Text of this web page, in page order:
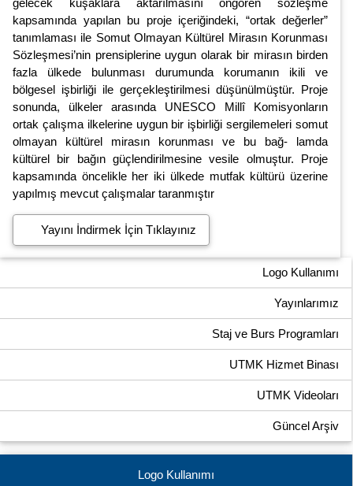
gelecek kuşaklara aktarılmasını öngören sözleşme
kapsamında yapılan bu proje içeriğindeki, “ortak değerler”
tanımlaması ile Somut Olmayan Kültürel Mirasın Korunması
Sözleşmesi’nin prensiplerine uygun olarak bir mirasın birden
fazla ülkede bulunması durumunda korumanın ikili ve
bölgesel işbirliği ile gerçekleştirilmesi düşünülmüştür. Proje
sonunda, ülkeler arasında UNESCO Millî Komisyonların
ortak çalışma ilkelerine uygun bir işbirliği sergilemeleri somut
olmayan kültürel mirasın korunması ve bu bağ- lamda
kültürel bir bağın güçlendirilmesine vesile olmuştur. Proje
kapsamında öncelikle her iki ülkede mutfak kültürü üzerine
yapılmış mevcut çalışmalar taranmıştır
Yayını İndirmek İçin Tıklayınız
Logo Kullanımı
Yayınlarımız
Staj ve Burs Programları
UTMK Hizmet Binası
UTMK Videoları
Güncel Arşiv
Logo Kullanımı